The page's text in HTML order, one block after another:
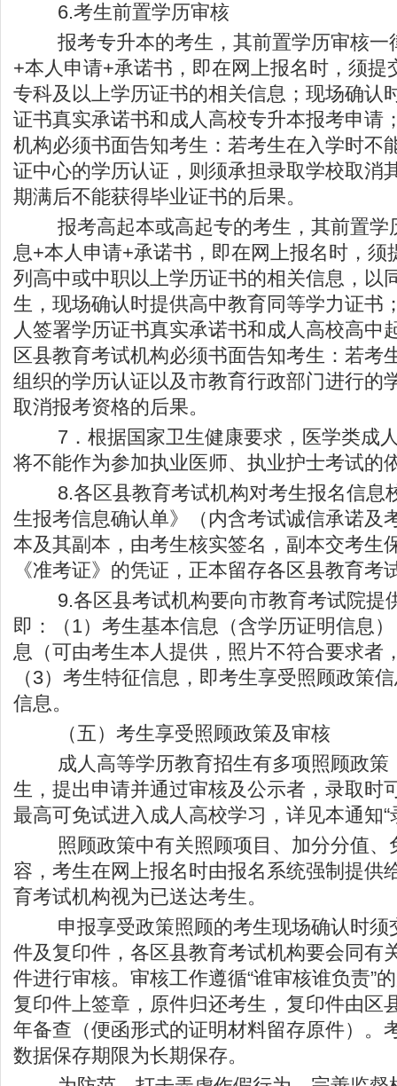
6.考生前置学历审核
报考专升本的考生，其前置学历审核一
+本人申请+承诺书，即在网上报名时，须提
专科及以上学历证书的相关信息；现场确认
证书真实承诺书和成人高校专升本报考申请
机构必须书面告知考生：若考生在入学时不
证中心的学历认证，则须承担录取学校取消
期满后不能获得毕业证书的后果。
报考高起本或高起专的考生，其前置学
息+本人申请+承诺书，即在网上报名时，须
列高中或中职以上学历证书的相关信息，以
生，现场确认时提供高中教育同等学力证书
人签署学历证书真实承诺书和成人高校高中
区县教育考试机构必须书面告知考生：若考
组织的学历认证以及市教育行政部门进行的
取消报考资格的后果。
7．根据国家卫生健康要求，医学类成
将不能作为参加执业医师、执业护士考试的
8.各区县教育考试机构对考生报名信息
生报考信息确认单》（内含考试诚信承诺及
本及其副本，由考生核实签名，副本交考生
《准考证》的凭证，正本留存各区县教育考
9.各区县考试机构要向市教育考试院提
即：（1）考生基本信息（含学历证明信息
息（可由考生本人提供，照片不符合要求者
（3）考生特征信息，即考生享受照顾政策
信息。
（五）考生享受照顾政策及审核
成人高等学历教育招生有多项照顾政策
生，提出申请并通过审核及公示者，录取时
最高可免试进入成人高校学习，详见本通知“
照顾政策中有关照顾项目、加分分值、
容，考生在网上报名时由报名系统强制提供
育考试机构视为已送达考生。
申报享受政策照顾的考生现场确认时须
件及复印件，各区县教育考试机构要会同有
件进行审核。审核工作遵循“谁审核谁负责”
复印件上签章，原件归还考生，复印件由区
年备查（便函形式的证明材料留存原件）。
数据保存期限为长期保存。